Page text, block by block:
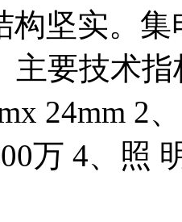
构坚实。
主要技术
24mm 2
万 4、照